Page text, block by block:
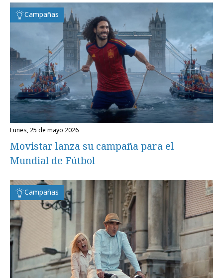
Campañas
lunes, 25 de mayo 2026
Movistar lanza su campaña para el
Mundial de Fútbol
Campañas